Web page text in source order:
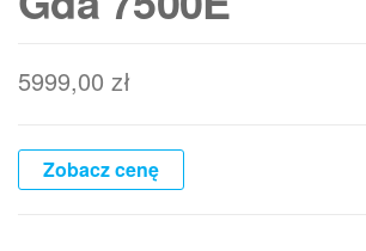
5999,00 zł
Zobacz cenę